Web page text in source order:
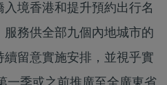
境香港和提升預約出行名
務供全部九個內地城市的
留意實施安排，並視乎實
一季或之前推廣至全廣東省